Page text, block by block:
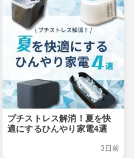
プチストレス解消！夏を快
適にするひんやり家電4選
3日前